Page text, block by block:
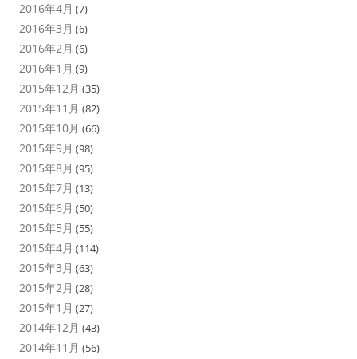
2016年4月 (7)
2016年3月 (6)
2016年2月 (6)
2016年1月 (9)
2015年12月 (35)
2015年11月 (82)
2015年10月 (66)
2015年9月 (98)
2015年8月 (95)
2015年7月 (13)
2015年6月 (50)
2015年5月 (55)
2015年4月 (114)
2015年3月 (63)
2015年2月 (28)
2015年1月 (27)
2014年12月 (43)
2014年11月 (56)